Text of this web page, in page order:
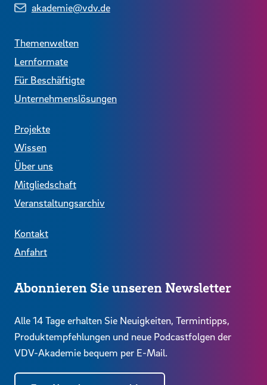
akademie@vdv.de
Abonnieren Sie unseren Newsletter
Alle 14 Tage erhalten Sie Neuigkeiten, Termintipps,
Produktempfehlungen und neue Podcastfolgen der
VDV-Akademie bequem per E-Mail.
Themenwelten
Lernformate
Für Beschäftigte
Unternehmenslösungen
Projekte
Wissen
Über uns
Mitgliedschaft
Veranstaltungsarchiv
Kontakt
Anfahrt